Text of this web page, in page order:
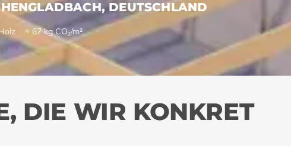
DEUTSCHLAND
≈ 67 kg CO₂/m²
DIE WIR KONKRET